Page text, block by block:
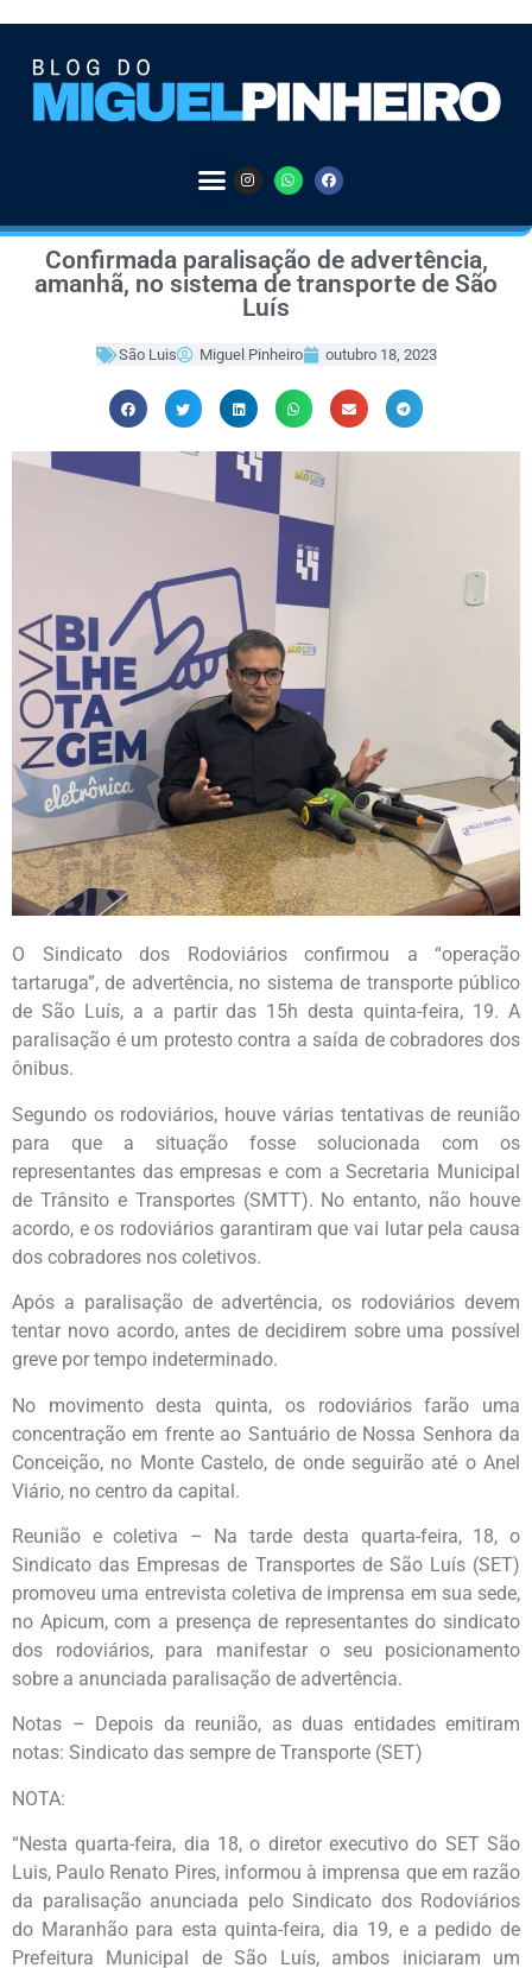
Confirmada paralisação de advertência,
amanhã, no sistema de transporte de São
Luís
São Luis Miguel Pinheiro outubro 18, 2023
O Sindicato dos Rodoviários confirmou a “operação
tartaruga”, de advertência, no sistema de transporte público
de São Luís, a a partir das 15h desta quinta-feira, 19. A
paralisação é um protesto contra a saída de cobradores dos
ônibus.
Segundo os rodoviários, houve várias tentativas de reunião
para que a situação fosse solucionada com os
representantes das empresas e com a Secretaria Municipal
de Trânsito e Transportes (SMTT). No entanto, não houve
acordo, e os rodoviários garantiram que vai lutar pela causa
dos cobradores nos coletivos.
Após a paralisação de advertência, os rodoviários devem
tentar novo acordo, antes de decidirem sobre uma possível
greve por tempo indeterminado.
No movimento desta quinta, os rodoviários farão uma
concentração em frente ao Santuário de Nossa Senhora da
Conceição, no Monte Castelo, de onde seguirão até o Anel
Viário, no centro da capital.
Reunião e coletiva – Na tarde desta quarta-feira, 18, o
Sindicato das Empresas de Transportes de São Luís (SET)
promoveu uma entrevista coletiva de imprensa em sua sede,
no Apicum, com a presença de representantes do sindicato
dos rodoviários, para manifestar o seu posicionamento
sobre a anunciada paralisação de advertência.
Notas – Depois da reunião, as duas entidades emitiram
notas: Sindicato das sempre de Transporte (SET)
NOTA:
“Nesta quarta-feira, dia 18, o diretor executivo do SET São
Luis, Paulo Renato Pires, informou à imprensa que em razão
da paralisação anunciada pelo Sindicato dos Rodoviários
do Maranhão para esta quinta-feira, dia 19, e a pedido de
Prefeitura Municipal de São Luís, ambos iniciaram um